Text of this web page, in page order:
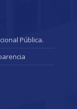
Pública.